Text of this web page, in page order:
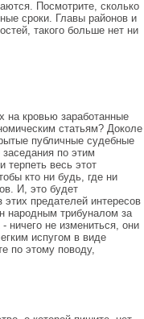
Посмотрите, сколько
сроки. Главы районов и
такого больше нет ни
на кровью заработанные
статьям? Доколе
публичные судебные
по этим
терпеть весь этот
кто ни будь, где ни
И, это будет
предателей интересов
народным трибуналом за
ничего не измениться, они
испугом в виде
по этому поводу,